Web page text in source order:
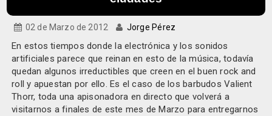
02 de Marzo de 2012 Jorge Pérez
En estos tiempos donde la electrónica y los sonidos
artificiales parece que reinan en esto de la música, todavía
quedan algunos irreductibles que creen en el buen rock and
roll y apuestan por ello. Es el caso de los barbudosValient
Thorr, toda una apisonadora en directo que volverá a
visitarnos a finales de este mes de Marzo para entregarnos